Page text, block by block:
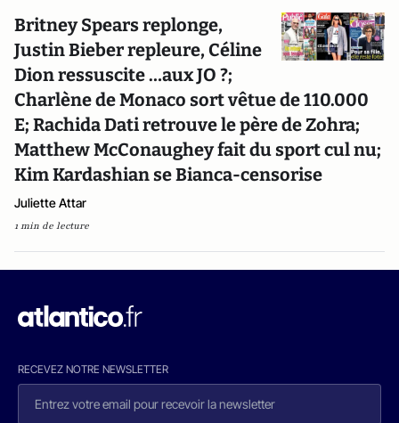
Britney Spears replonge,
Justin Bieber repleure, Céline
Dion ressuscite …aux JO ?;
Charlène de Monaco sort vêtue de 110.000
E; Rachida Dati retrouve le père de Zohra;
Matthew McConaughey fait du sport cul nu;
Kim Kardashian se Bianca-censorise
Juliette Attar
1 min de lecture
RECEVEZ NOTRE NEWSLETTER